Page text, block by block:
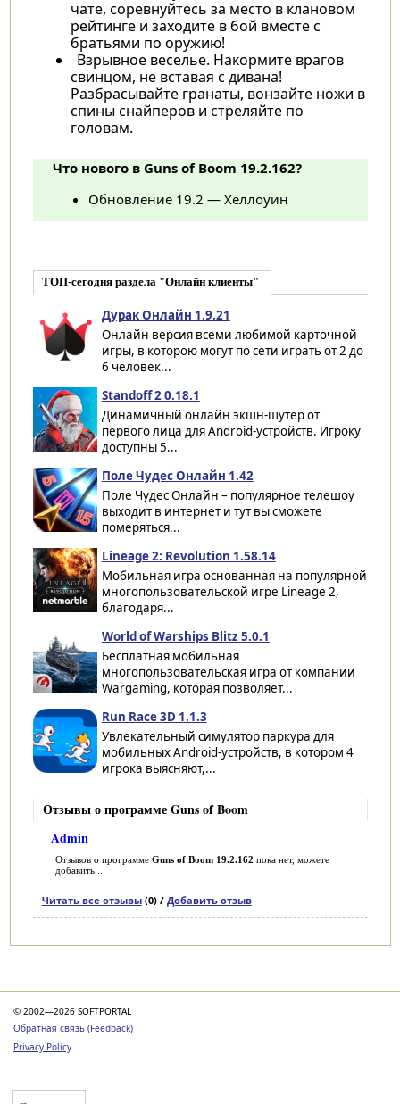
чате, соревнуйтесь за место в клановом
рейтинге и заходите в бой вместе с
братьями по оружию!
Взрывное веселье. Накормите врагов
свинцом, не вставая с дивана!
Разбрасывайте гранаты, вонзайте ножи в
спины снайперов и стреляйте по
головам.
Что нового в Guns of Boom 19.2.162?
Обновление 19.2 — Хеллоуин
ТОП-сегодня раздела "Онлайн клиенты"
Дурак Онлайн 1.9.21
Онлайн версия всеми любимой карточной
игры, в которою могут по сети играть от 2 до
6 человек...
Standoff 2 0.18.1
Динамичный онлайн экшн-шутер от
первого лица для Android-устройств. Игроку
доступны 5...
Поле Чудес Онлайн 1.42
Поле Чудес Онлайн – популярное телешоу
выходит в интернет и тут вы сможете
померяться...
Lineage 2: Revolution 1.58.14
Мобильная игра основанная на популярной
многопользовательской игре Lineage 2,
благодаря...
World of Warships Blitz 5.0.1
Бесплатная мобильная
многопользовательская игра от компании
Wargaming, которая позволяет...
Run Race 3D 1.1.3
Увлекательный симулятор паркура для
мобильных Android-устройств, в котором 4
игрока выясняют,...
Отзывы о программе Guns of Boom
Admin
Отзывов о программе Guns of Boom 19.2.162 пока нет, можете
добавить...
Читать все отзывы(0) / Добавить отзыв
© 2002—2026 SOFTPORTAL
Обратная связь (Feedback)
Privacy Policy